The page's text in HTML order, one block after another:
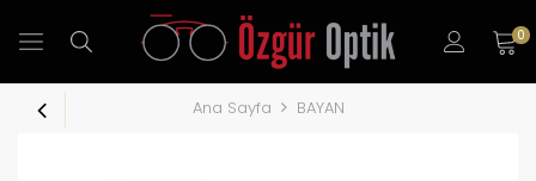
0
Ana Sayfa BAYAN